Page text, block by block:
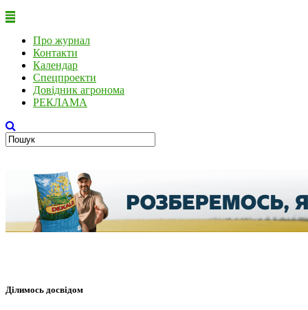
Про журнал
Контакти
Календар
Спецпроекти
Довідник агронома
РЕКЛАМА
Ділимось досвідом